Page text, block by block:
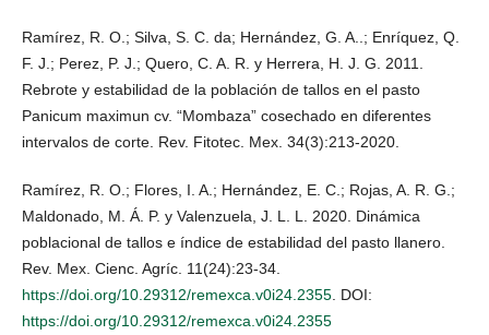
Ramírez, R. O.; Silva, S. C. da; Hernández, G. A..; Enríquez, Q.
F. J.; Perez, P. J.; Quero, C. A. R. y Herrera, H. J. G. 2011.
Rebrote y estabilidad de la población de tallos en el pasto
Panicum maximun cv. “Mombaza” cosechado en diferentes
intervalos de corte. Rev. Fitotec. Mex. 34(3):213-2020.
Ramírez, R. O.; Flores, I. A.; Hernández, E. C.; Rojas, A. R. G.;
Maldonado, M. Á. P. y Valenzuela, J. L. L. 2020. Dinámica
poblacional de tallos e índice de estabilidad del pasto llanero.
Rev. Mex. Cienc. Agríc. 11(24):23-34.
https://doi.org/10.29312/remexca.v0i24.2355. DOI:
https://doi.org/10.29312/remexca.v0i24.2355